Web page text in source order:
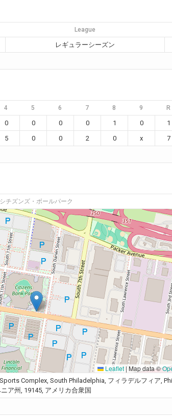
League
レギュラーシーズン
4 5 6 7 8 9 R
0 0 0 0 1 0 1
5 0 0 2 0 x 7
シチズンズ・ボールパーク
Leaflet | Map data ©
Complex, South Philadelphia, フィラデルフィア,
ア州, 19145, アメリカ合衆国